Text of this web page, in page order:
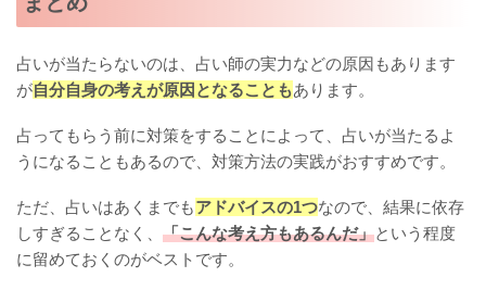
占いが当たらないのは、占い師の実力などの原因もあります
が自分自身の考えが原因となることもあります。
占ってもらう前に対策をすることによって、占いが当たるよ
うになることもあるので、対策方法の実践がおすすめです。
ただ、占いはあくまでもアドバイスの1つなので、結果に依存
しすぎることなく、 「こんな考え方もあるんだ」という程度
に留めておくのがベストです。